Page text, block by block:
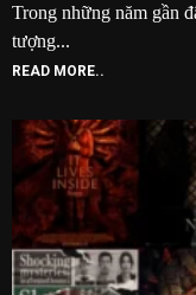
Trong những năm gần
tượng...
READ MORE..